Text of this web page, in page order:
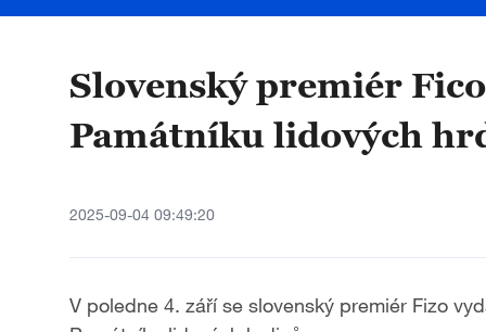
Slovenský premiér
Památníku lidových
2025-09-04 09:49:20
V poledne 4. září se slovenský premiér Fizo